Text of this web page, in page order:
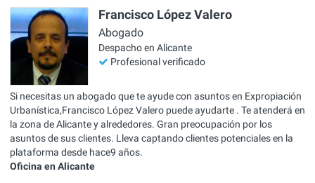
Francisco López Valero
Abogado
Despacho en Alicante
Profesional verificado
Si necesitas un abogado que te ayude con asuntos en Expropiación
Urbanística,Francisco López Valero puede ayudarte . Te atenderá en
la zona de Alicante y alrededores. Gran preocupación por los
asuntos de sus clientes. Lleva captando clientes potenciales en la
plataforma desde hace9 años.
Oficina en Alicante